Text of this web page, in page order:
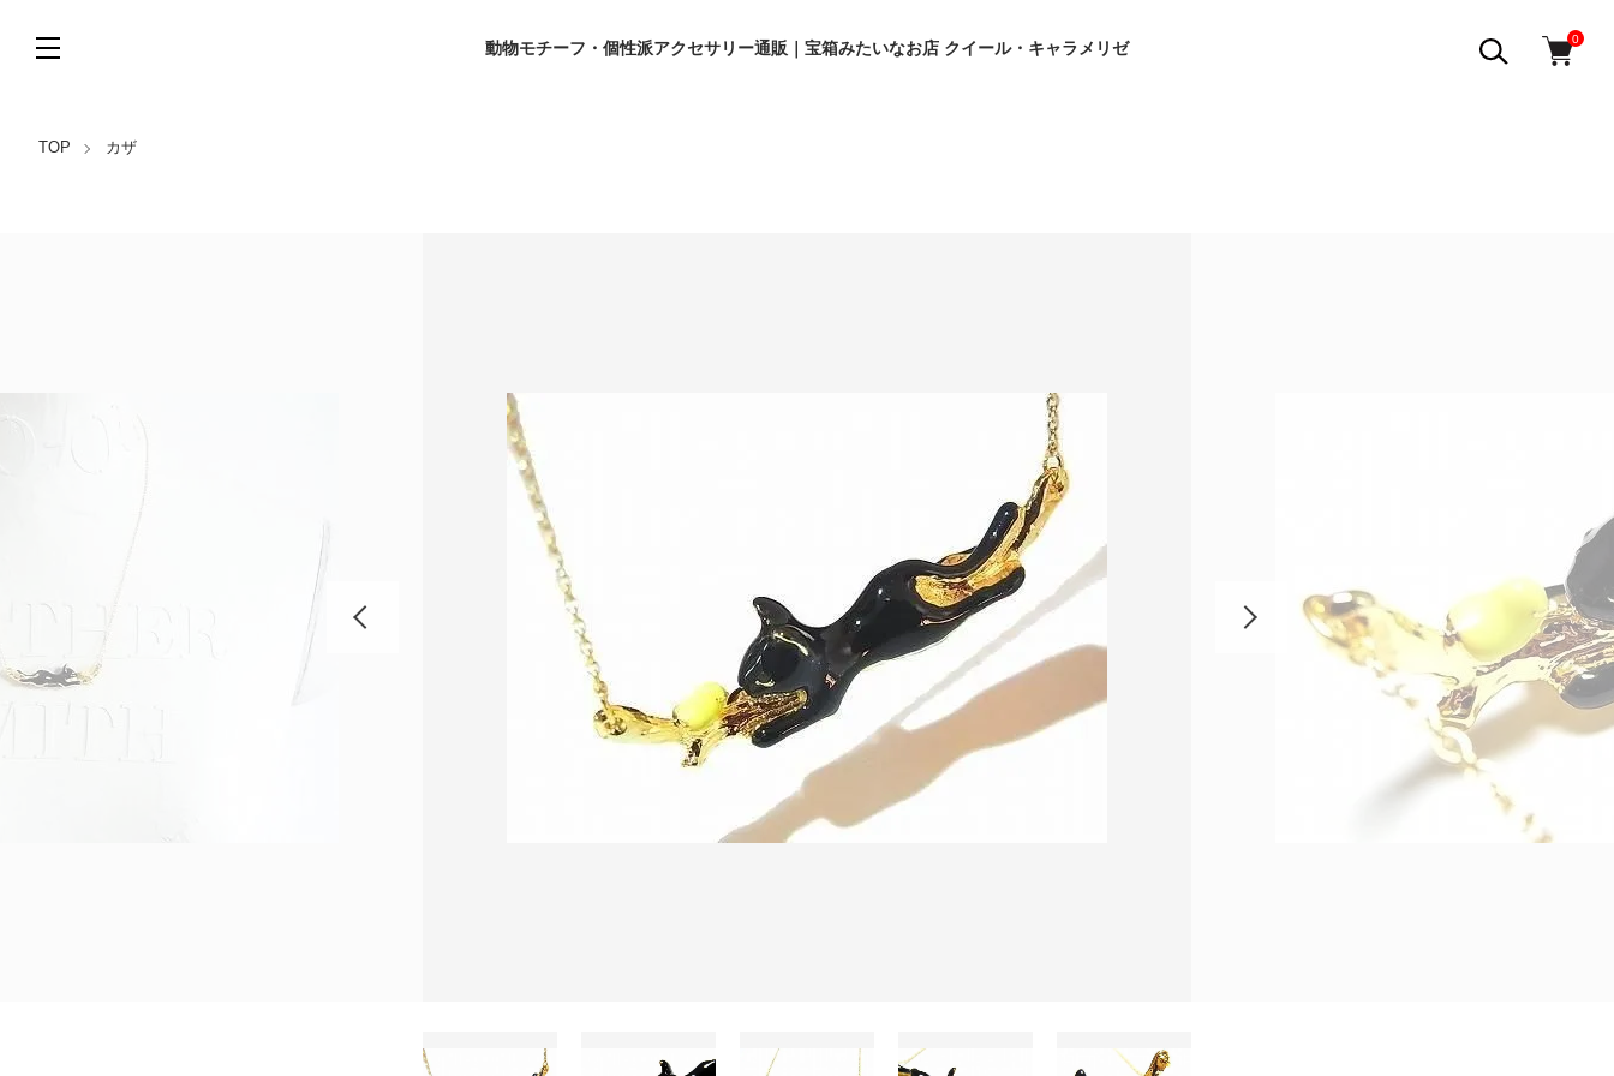
動物モチーフ・個性派アクセサリー通販｜宝箱みたいなお店 クイール・キャラメリゼ 0
TOP カザ